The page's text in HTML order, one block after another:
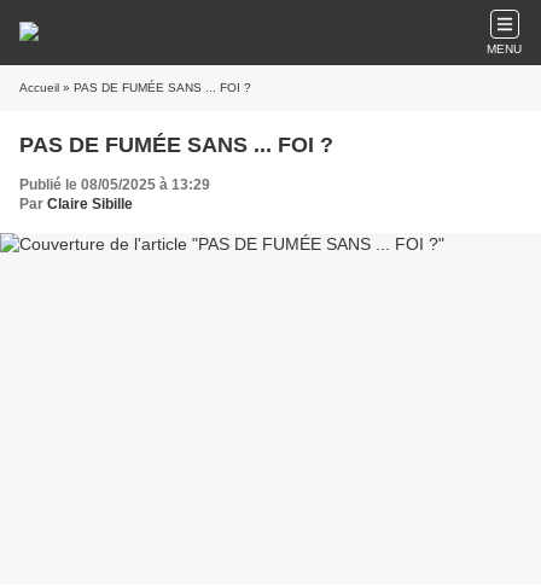
MENU
Accueil » PAS DE FUMÉE SANS ... FOI ?
PAS DE FUMÉE SANS ... FOI ?
Publié le 08/05/2025 à 13:29
Par Claire Sibille